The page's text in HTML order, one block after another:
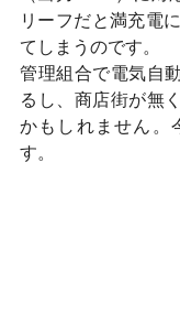
リーフだと満充電
てしまうのです。
管理組合で電気自
るし、商店街が無
かもしれません。
す。